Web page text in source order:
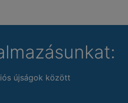
újságok között